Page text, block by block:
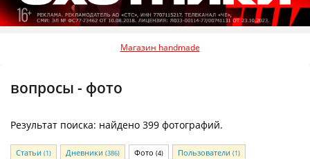
Магазин handmade
вопросы - фото
Результат поиска: найдено 399 фотографий.
Статьи (1) Дневники (386) Фото (4) Пользователи (1)